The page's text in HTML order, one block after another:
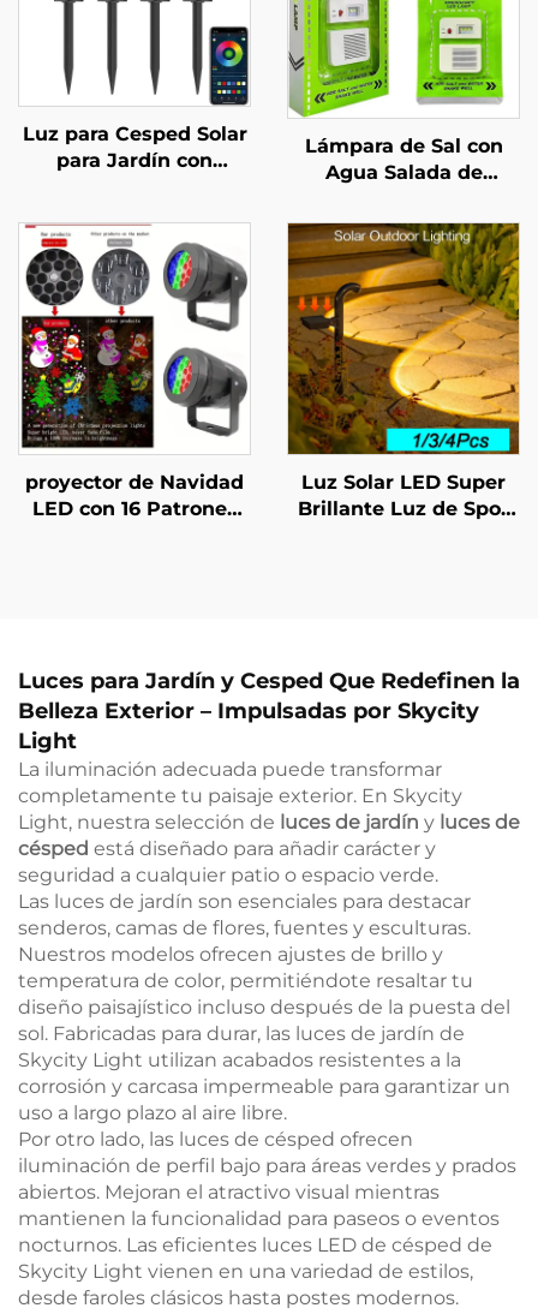
Luz para Cesped Solar
para Jardín con
Decorativa para
Iluminación Exterior
para Jardín/Patio
Lámpara de Sal con
Agua Salada de
Reutilizable con LED
para Acampada,
Iluminación Nocturna
y Aviso al Aire Libre
proyector de Navidad
LED con 16 Patrones
Luz Solar LED Super
Brillante Luz de Spot
Decoración de Jardín
Luces para Jardín y Cesped Que Redefinen la
Belleza Exterior – Impulsadas por Skycity
Light
La iluminación adecuada puede transformar
completamente tu paisaje exterior. En Skycity
Light, nuestra selección de luces de jardín y luces de
césped está diseñado para añadir carácter y
seguridad a cualquier patio o espacio verde.
Las luces de jardín son esenciales para destacar
senderos, camas de flores, fuentes y esculturas.
Nuestros modelos ofrecen ajustes de brillo y
temperatura de color, permitiéndote resaltar tu
diseño paisajístico incluso después de la puesta del
sol. Fabricadas para durar, las luces de jardín de
Skycity Light utilizan acabados resistentes a la
corrosión y carcasa impermeable para garantizar un
uso a largo plazo al aire libre.
Por otro lado, las luces de césped ofrecen
iluminación de perfil bajo para áreas verdes y prados
abiertos. Mejoran el atractivo visual mientras
mantienen la funcionalidad para paseos o eventos
nocturnos. Las eficientes luces LED de césped de
Skycity Light vienen en una variedad de estilos,
desde faroles clásicos hasta postes modernos.